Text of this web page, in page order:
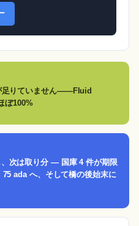
足りていません——Fluid
ぼ100%
次は取り分 — 国庫 4 件が期限
ada へ、そして橋の後始末に